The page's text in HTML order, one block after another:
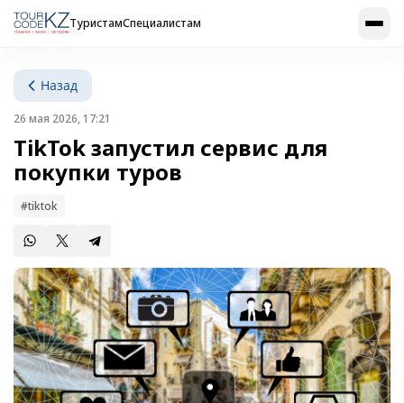
ТуристамСпециалистам
Назад
26 мая 2026, 17:21
TikTok запустил сервис для
покупки туров
#tiktok